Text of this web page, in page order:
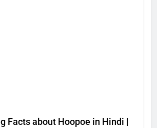
Facts about Hoopoe in Hindi |